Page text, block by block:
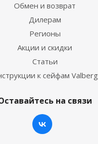
Обмен и возврат
Дилерам
Регионы
Акции и скидки
Статьи
к сейфам Valberg
на связи